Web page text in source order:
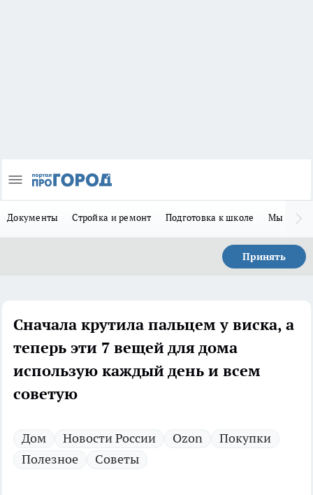
Документы Стройка и ремонт Подготовка к школе Мы в MAX
Принять
Сначала крутила пальцем у виска, а
теперь эти 7 вещей для дома
использую каждый день и всем
советую
Дом Новости России Ozon
Покупки
Полезное
Советы